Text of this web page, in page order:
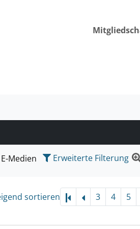
suchen wollen.
E-Medien Erweiterte Filterung
sortieren 3 4 5